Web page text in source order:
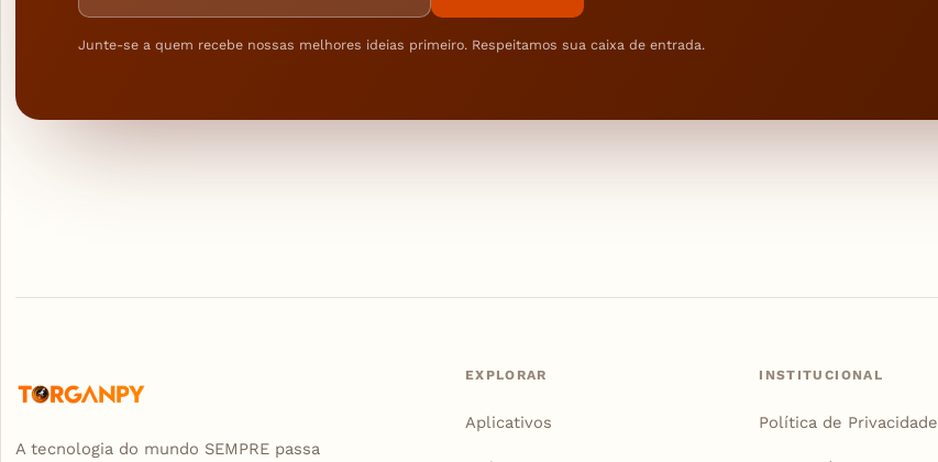
Junte-se a quem recebe nossas melhores ideias primeiro. Respeitamos sua caixa de entrada.
A tecnologia do mundo SEMPRE passa
EXPLORAR
Aplicativos
INSTITUCIONAL
Política de Privacidade